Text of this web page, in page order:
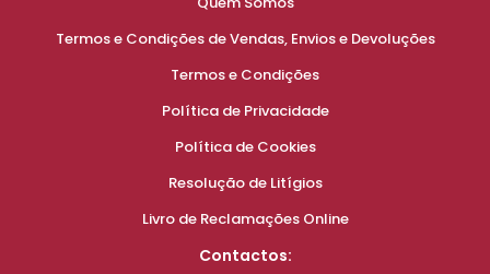
Termos e Condições de Vendas, Envios e Devoluções
Termos e Condições
Política de Privacidade
Política de Cookies
Resolução de Litígios
Livro de Reclamações Online
Contactos: